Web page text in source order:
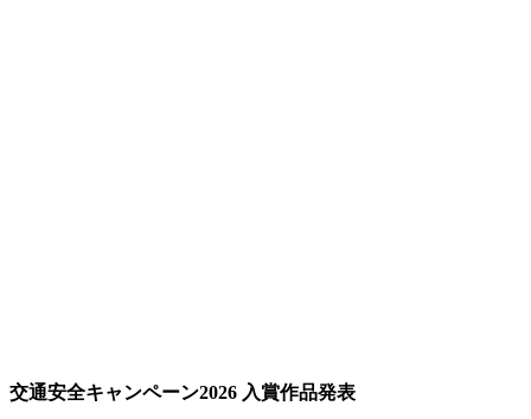
交通安全キャンペーン2026 入賞作品発表